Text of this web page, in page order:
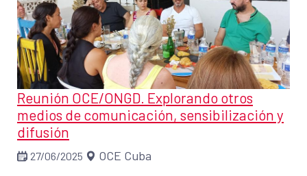
Reunión OCE/ONGD. Explorando otros
medios de comunicación, sensibilización y
difusión
27/06/2025 OCE Cuba